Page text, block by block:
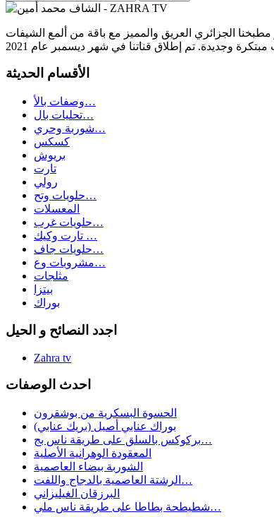
الجزائري العريق والمميز مع باقة من ألمع الشيفات
الأقسام الحديثة
وصفات بالأ…
تحليات بال…
شوربة وحري…
كسكس
بريوش
تارت
رولي
حلويات وتح…
المعسلات
حلويات غرب…
تارت وكيك …
حلويات جاف…
مشروبات وع…
مثلجات
بيتزا
بوراك
اجدد النصائح و الحيل
Zahra tv
احدث الوصفات
الحسوة البسكرية من بوشقرون
بوراك عنابي أصيل (بريك عنابي)
بركوكس بالسلق على طريقة ناس بج…
المعقودة الوهرانية الأصلية
الشوربة بيضاء العاصمية
الرشتة العاصمية بالدجاج واللفت…
البرزقان الغيليزاني
شطيطحة بطاطا على طريقة ناس ملي…